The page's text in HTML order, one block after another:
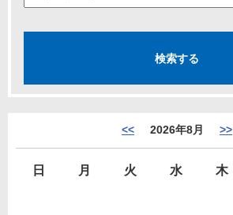
<< 2026年8月 >>
日 月 火 水 木